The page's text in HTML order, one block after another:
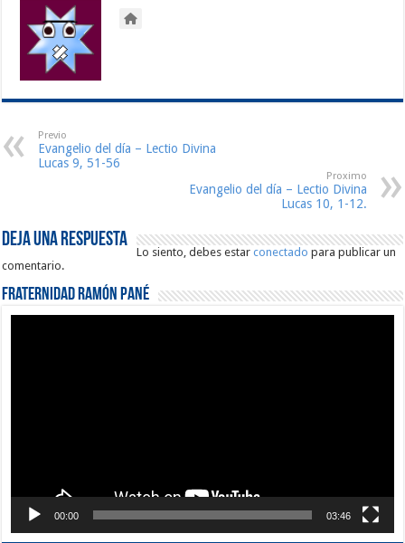
Previo
Evangelio del día – Lectio Divina
Lucas 9, 51-56
Proximo
Evangelio del día – Lectio Divina
Lucas 10, 1-12.
Deja una respuesta
Lo siento, debes estarconectado para publicar un
comentario.
Fraternidad Ramón Pané
00:00 03:46